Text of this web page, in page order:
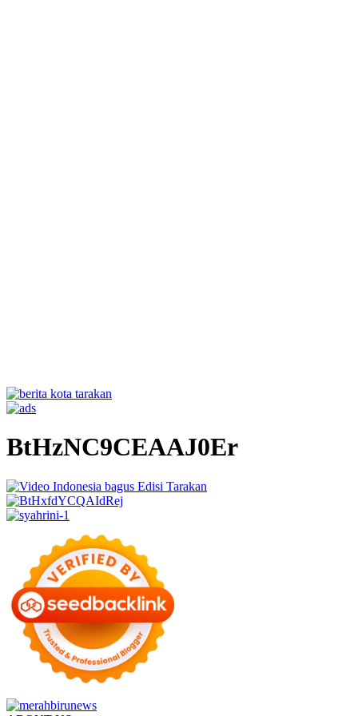
BtHzNC9CEAAJ0Er